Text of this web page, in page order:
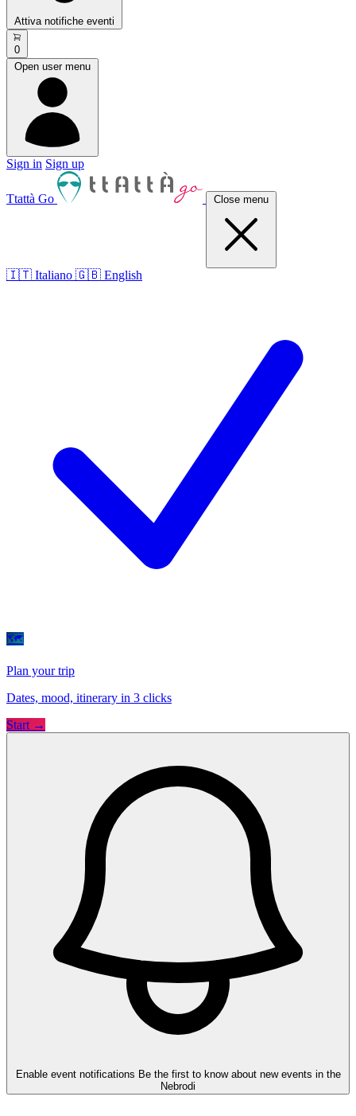
Attiva notifiche eventi
0
Open user menu
Sign in Sign up
Ttattà Go Close menu
🇮🇹 Italiano 🇬🇧 English
🗺
Plan your trip
Dates, mood, itinerary in 3 clicks
Start →
Enable event notifications Be the first to know about new events in the
Nebrodi